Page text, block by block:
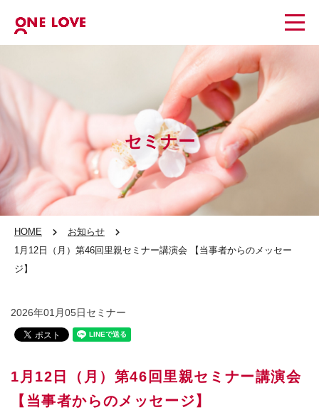
セミナー
HOME
お知らせ
1月12日（月）第46回里親セミナー講演会 【当事者からのメッセー
ジ】 ​
2026年01月05日セミナー
1月12日（月）第46回里親セミナー講演会
【当事者からのメッセージ】 ​